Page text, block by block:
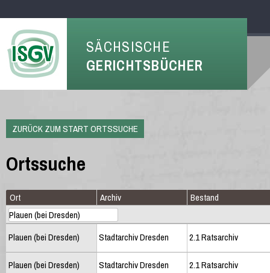
SÄCHSISCHE
GERICHTSBÜCHER
ZURÜCK ZUM START ORTSSUCHE
Ortssuche
Ort Archiv Bestand
Plauen (bei Dresden) Stadtarchiv Dresden 2.1 Ratsarchiv
Plauen (bei Dresden) Stadtarchiv Dresden 2.1 Ratsarchiv